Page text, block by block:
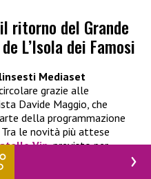
ritorno del Grande
L’Isola dei Famosi
Mediaset
grazie alle
Davide Maggio, che
della programmazione
le novità più attese
Vip, previsto per
che dovrebbe rimanere